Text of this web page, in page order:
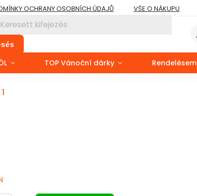
OCHRANY OSOBNÍCH ÚDAJŮ VŠE O NÁKUPU
TOP Vánoční dárky Rendelésem